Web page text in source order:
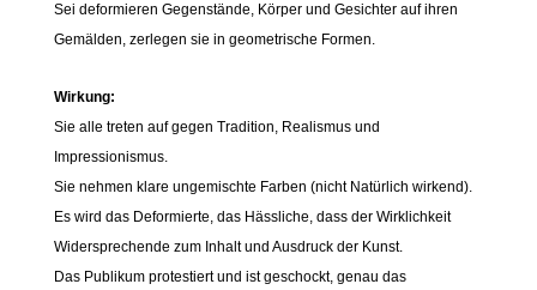
Sei deformieren Gegenstände, Körper und Gesichter auf ihren
Gemälden, zerlegen sie in geometrische Formen.
Wirkung:
Sie alle treten auf gegen Tradition, Realismus und
Impressionismus.
Sie nehmen klare ungemischte Farben (nicht Natürlich wirkend).
Es wird das Deformierte, das Hässliche, dass der Wirklichkeit
Widersprechende zum Inhalt und Ausdruck der Kunst.
Das Publikum protestiert und ist geschockt, genau das